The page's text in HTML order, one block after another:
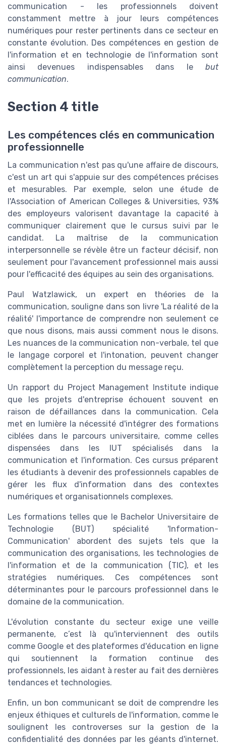
communication - les professionnels doivent
constamment mettre à jour leurs compétences
numériques pour rester pertinents dans ce secteur en
constante évolution. Des compétences en gestion de
l'information et en technologie de l'information sont
ainsi devenues indispensables dans le but
communication.
Section 4 title
Les compétences clés en communication
professionnelle
La communication n'est pas qu'une affaire de discours,
c'est un art qui s'appuie sur des compétences précises
et mesurables. Par exemple, selon une étude de
l'Association of American Colleges & Universities, 93%
des employeurs valorisent davantage la capacité à
communiquer clairement que le cursus suivi par le
candidat. La maîtrise de la communication
interpersonnelle se révèle être un facteur décisif, non
seulement pour l'avancement professionnel mais aussi
pour l'efficacité des équipes au sein des organisations.
Paul Watzlawick, un expert en théories de la
communication, souligne dans son livre 'La réalité de la
réalité' l'importance de comprendre non seulement ce
que nous disons, mais aussi comment nous le disons.
Les nuances de la communication non-verbale, tel que
le langage corporel et l'intonation, peuvent changer
complètement la perception du message reçu.
Un rapport du Project Management Institute indique
que les projets d'entreprise échouent souvent en
raison de défaillances dans la communication. Cela
met en lumière la nécessité d'intégrer des formations
ciblées dans le parcours universitaire, comme celles
dispensées dans les IUT spécialisés dans la
communication et l'information. Ces cursus préparent
les étudiants à devenir des professionnels capables de
gérer les flux d'information dans des contextes
numériques et organisationnels complexes.
Les formations telles que le Bachelor Universitaire de
Technologie (BUT) spécialité 'Information-
Communication' abordent des sujets tels que la
communication des organisations, les technologies de
l'information et de la communication (TIC), et les
stratégies numériques. Ces compétences sont
déterminantes pour le parcours professionnel dans le
domaine de la communication.
L'évolution constante du secteur exige une veille
permanente, c’est là qu'interviennent des outils
comme Google et des plateformes d'éducation en ligne
qui soutiennent la formation continue des
professionnels, les aidant à rester au fait des dernières
tendances et technologies.
Enfin, un bon communicant se doit de comprendre les
enjeux éthiques et culturels de l'information, comme le
soulignent les controverses sur la gestion de la
confidentialité des données par les géants d'internet.